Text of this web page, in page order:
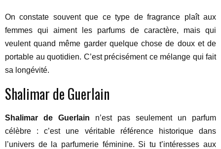
On constate souvent que ce type de fragrance plaît aux
femmes qui aiment les parfums de caractère, mais qui
veulent quand même garder quelque chose de doux et de
portable au quotidien. C’est précisément ce mélange qui fait
sa longévité.
Shalimar de Guerlain
Shalimar de Guerlain n’est pas seulement un parfum
célèbre : c’est une véritable référence historique dans
l’univers de la parfumerie féminine. Si tu t’intéresses aux